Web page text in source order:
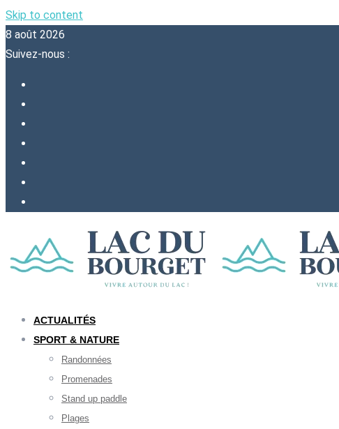
Skip to content
8 août 2026
Suivez-nous :
ACTUALITÉS
SPORT & NATURE
Randonnées
Promenades
Stand up paddle
Plages